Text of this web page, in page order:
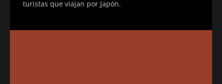
turistas que viajan por Japón.